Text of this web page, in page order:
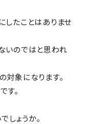
したことはありませ
いのではと思われ
対象になります。
す。
しょうか。